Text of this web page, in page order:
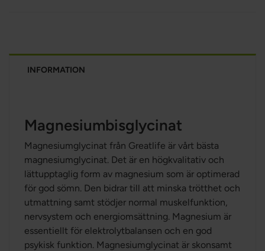
INFORMATION
Magnesiumbisglycinat
Magnesiumglycinat från Greatlife är vårt bästa
magnesiumglycinat. Det är en högkvalitativ och
lättupptaglig form av magnesium som är optimerad
för god sömn. Den bidrar till att minska trötthet och
utmattning samt stödjer normal muskelfunktion,
nervsystem och energiomsättning. Magnesium är
essentiellt för elektrolytbalansen och en god
psykisk funktion. Magnesiumglycinat är skonsamt